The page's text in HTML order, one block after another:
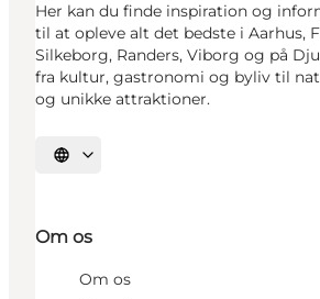
Her kan du finde inspiration og
til at opleve alt det bedste i Aarhus,
Silkeborg, Randers, Viborg og på
fra kultur, gastronomi og byliv til
og unikke attraktioner.
Vælg sprog
Om os
Om os